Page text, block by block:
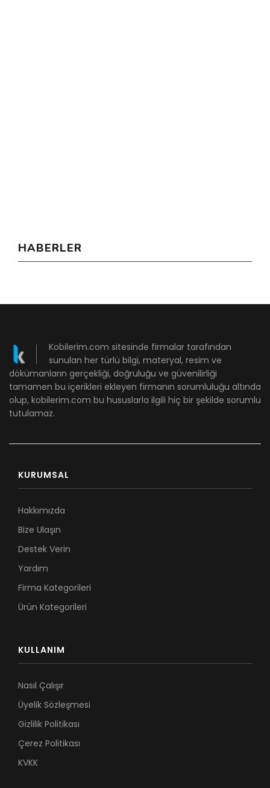
HABERLER
Kobilerim.com sitesinde firmalar tarafından
sunulan her türlü bilgi, materyal, resim ve
dökümanların gerçekliği, doğruluğu ve güvenilirliği
tamamen bu içerikleri ekleyen firmanın sorumluluğu altında
olup, kobilerim.com bu hususlarla ilgili hiç bir şekilde sorumlu
tutulamaz.
KURUMSAL
Hakkımızda
Bize Ulaşın
Destek Verin
Yardım
Firma Kategorileri
Ürün Kategorileri
KULLANIM
Nasıl Çalışır
Üyelik Sözleşmesi
Gizlilik Politikası
Çerez Politikası
KVKK